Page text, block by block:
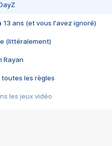
13 ans (et vous l'avez ignoré)
(littéralement)
Rayan
toutes les règles
les jeux vidéo